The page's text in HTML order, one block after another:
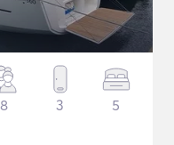
8 3 5